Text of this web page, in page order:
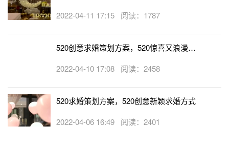
2022-04-11 17:15 阅读：1787
520创意求婚策划方案，520惊喜又浪漫的
2022-04-10 17:08 阅读：2458
520求婚策划方案，520创意新颖求婚方式
2022-04-06 16:49 阅读：2401